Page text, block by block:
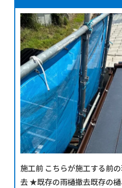
施工前 こちらが施工する前の現状の雨樋です。 雨樋撤
去 ★既存の雨樋撤去既存の樋、金具をすべて撤去しま